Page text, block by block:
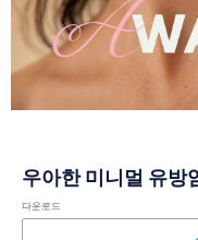
우아한 미니멀 유방
다운로드